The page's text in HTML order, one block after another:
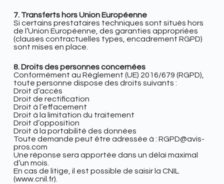
7. Transferts hors Union Européenne
Si certains prestataires techniques sont situés hors
de l’Union Européenne, des garanties appropriées
(clauses contractuelles types, encadrement RGPD)
sont mises en place.
8. Droits des personnes concernées
Conformément au Règlement (UE) 2016/679 (RGPD),
toute personne dispose des droits suivants :
Droit d’accès
Droit de rectification
Droit à l’effacement
Droit à la limitation du traitement
Droit d’opposition
Droit à la portabilité des données
Toute demande peut être adressée à : RGPD@avis-
pros.com
Une réponse sera apportée dans un délai maximal
d’un mois.
En cas de litige, il est possible de saisir la CNIL
(www.cnil.fr).